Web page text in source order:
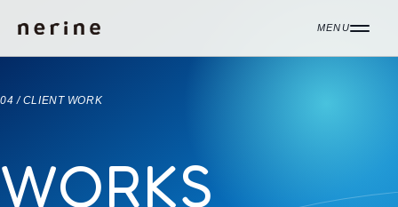
MENU
04 / CLIENT WORK
WORKS